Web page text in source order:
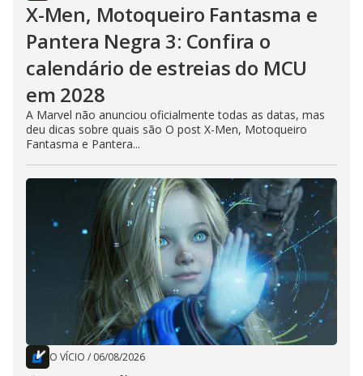
X-Men, Motoqueiro Fantasma e
Pantera Negra 3: Confira o
calendário de estreias do MCU
em 2028
A Marvel não anunciou oficialmente todas as datas, mas
deu dicas sobre quais são O post X-Men, Motoqueiro
Fantasma e Pantera...
O VÍCIO / 06/08/2026